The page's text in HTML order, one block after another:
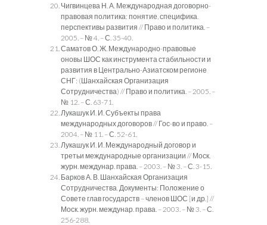
Чигвинцева Н. А. Международная договорно-
правовая политика: понятие, специфика.
перспективы развития // Право и политика. –
2005. – № 4. – С. 35-40.
Саматов О. Ж. Международно-правовые
оновы ШОС как инструмента стабильности и
развития в Центрально-Азиатском регионе
СНГ: (Шанхайская Организация
Сотрудничества) // Право и политика. – 2005. –
№ 12. – С. 63-71.
Лукашук И. И. Субъекты права
международных договоров // Гос-во и право. –
2004. – № 11. – С. 52-61.
Лукашук И. И. Международный договор и
третьи международные организации // Моск.
журн. междунар. права. – 2003. – № 3. – С. 3-15.
Барков А. В. Шанхайская Организация
Сотрудничества. Документы: Положение о
Совете глав государств – членов ШОС [и др.] //
Моск. журн. междунар. права. – 2003. – № 3. – С.
256-288.